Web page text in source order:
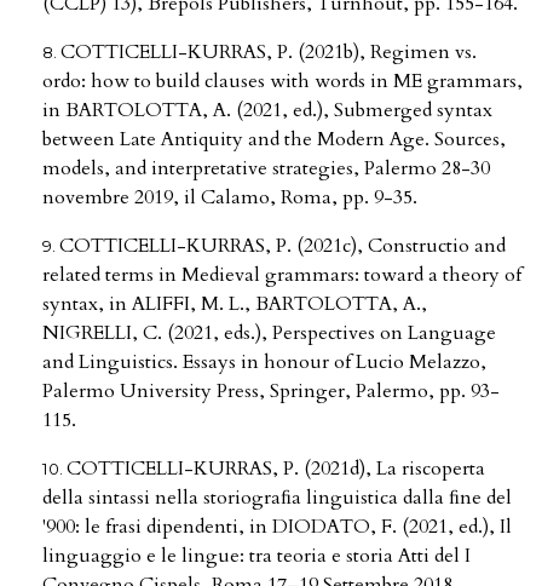
COTTICELLI-KURRAS, P. (2021b), Regimen vs.
ordo: how to build clauses with words in ME grammars,
in BARTOLOTTA, A. (2021, ed.), Submerged syntax
between Late Antiquity and the Modern Age. Sources,
models, and interpretative strategies, Palermo 28-30
novembre 2019, il Calamo, Roma, pp. 9-35.
COTTICELLI-KURRAS, P. (2021c), Constructio and
related terms in Medieval grammars: toward a theory of
syntax, in ALIFFI, M. L., BARTOLOTTA, A.,
NIGRELLI, C. (2021, eds.), Perspectives on Language
and Linguistics. Essays in honour of Lucio Melazzo,
Palermo University Press, Springer, Palermo, pp. 93-
115.
COTTICELLI-KURRAS, P. (2021d), La riscoperta
della sintassi nella storiograﬁa linguistica dalla ﬁne del
'900: le frasi dipendenti, in DIODATO, F. (2021, ed.), Il
linguaggio e le lingue: tra teoria e storia Atti del I